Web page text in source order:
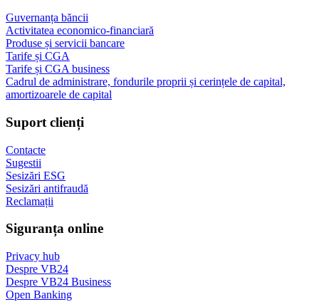
Guvernanța băncii
Activitatea economico-financiară
Produse și servicii bancare
Tarife și CGA
Tarife și CGA business
Cadrul de administrare, fondurile proprii și cerințele de capital,
amortizoarele de capital
Suport clienți
Contacte
Sugestii
Sesizări ESG
Sesizări antifraudă
Reclamații
Siguranța online
Privacy hub
Despre VB24
Despre VB24 Business
Open Banking